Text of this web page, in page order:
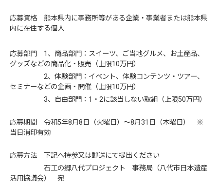
応募資格 熊本県内に事務所等がある企業・事業者または熊本県
内に在住する個人
応募部門 1、商品部門：スイーツ、ご当地グルメ、お土産品、
グッズなどの商品化・販売（上限10万円）
2、体験部門：イベント、体験コンテンツ・ツアー、
セミナーなどの企画・開催（上限10万円）
3、自由部門：1・2に該当しない取組（上限50万円）
応募期間 令和5年8月8日（火曜日）～8月31日（木曜日） ※
当日消印有効
応募方法 下記へ持参又は郵送にて提出ください
石工の郷八代プロジェクト 事務局（八代市日本遺産
活用協議会） 宛